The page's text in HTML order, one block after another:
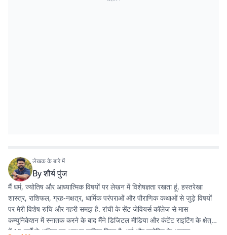
लेखक के बारे में
Byशौर्य पुंज
मैं धर्म, ज्योतिष और आध्यात्मिक विषयों पर लेखन में विशेषज्ञता रखता हूं. हस्तरेखा
शास्त्र, राशिफल, ग्रह-नक्षत्र, धार्मिक परंपराओं और पौराणिक कथाओं से जुड़े विषयों
पर मेरी विशेष रुचि और गहरी समझ है. रांची के सेंट जेवियर्स कॉलेज से मास
कम्युनिकेशन में स्नातक करने के बाद मैंने डिजिटल मीडिया और कंटेंट राइटिंग के क्षेत्र
में 15 वर्षों से अधिक का अनुभव हासिल किया है. धर्म और ज्योतिष के अलावा